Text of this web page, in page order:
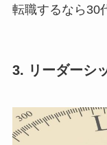
転職するなら30
3. リーダーシ